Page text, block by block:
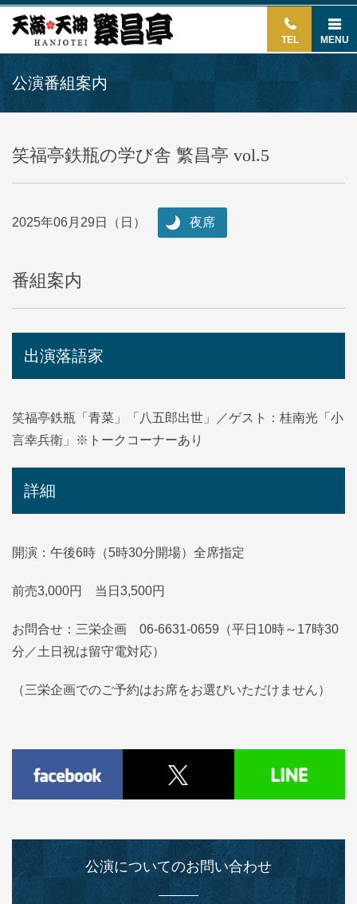
TEL MENU
公演番組案内
笑福亭鉄瓶の学び舎 繁昌亭 vol.5
2025年06月29日（日） 夜席
番組案内
出演落語家
笑福亭鉄瓶「青菜」「八五郎出世」／ゲスト：桂南光「小
言幸兵衛」※トークコーナーあり
詳細
開演：午後6時（5時30分開場）全席指定
前売3,000円 当日3,500円
お問合せ：三栄企画 06-6631-0659（平日10時～17時30
分／土日祝は留守電対応）
（三栄企画でのご予約はお席をお選びいただけません）
公演についてのお問い合わせ